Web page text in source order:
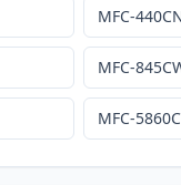
MFC-
MFC-
MFC-